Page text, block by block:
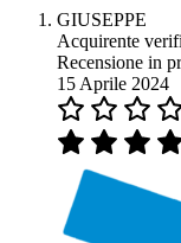
GIUSEPPE
Acquirente
Recensione in
15 Aprile 2024